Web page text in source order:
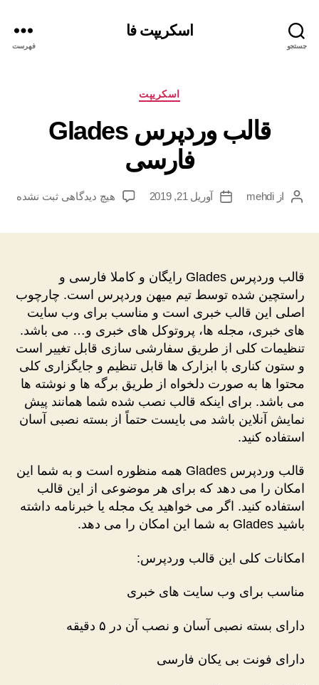
جستجو
اسکریپت فا
فهرست
دسته‌ها
اسکریپت
قالب وردپرس Glades
فارسی
نویسنده
ازmehdi
تاریخآوریل 21, 2019 هیچ دیدگاهیبرای
ثبت نشده
قالب وردپرس Glades رایگان و کاملا فارسی و
راستچین شده توسط تیم میهن وردپرس است. چارچوب
اصلی این قالب خبری است و مناسب برای وب سایت
های خبری، مجله ها، پروتوکل های خبری و… می باشد.
تنظیمات کلی از طریق سفارشی سازی قابل تغییر است
و ستون کناری با ابزارک ها قابل تنظیم و جایگزاری کلی
محتوا ها به صورت دلخواه از طریق برگه ها و نوشته ها
می باشد. برای اینکه قالب نصب شده شما همانند پیش
نمایش آنلاین باشد می بایست حتماً از بسته نصبی آسان
استفاده کنید.
قالب وردپرس Glades همه منظوره است و به شما این
امکان را می دهد که برای هر موضوعی از این قالب
استفاده کنید. اگر می خواهید یک مجله یا خبرنامه داشته
باشید Glades به شما این امکان را می دهد.
امکانات کلی این قالب وردپرس:
مناسب برای وب سایت های خبری
دارای بسته نصبی آسان و نصب آن در ۵ دقیقه
دارای فونت بی یکان فارسی